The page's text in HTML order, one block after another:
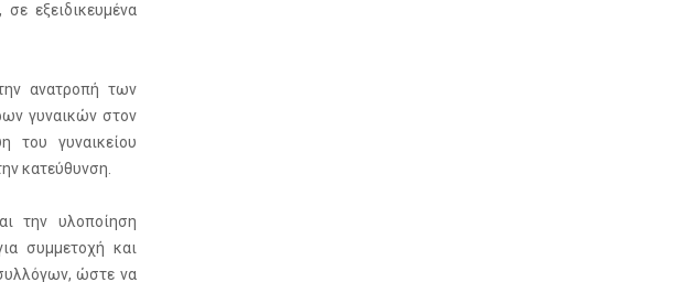
εξειδικευμένα
ανατροπή των
γυναικών στον
του γυναικείου
κατεύθυνση.
την υλοποίηση
συμμετοχή και
ώστε να